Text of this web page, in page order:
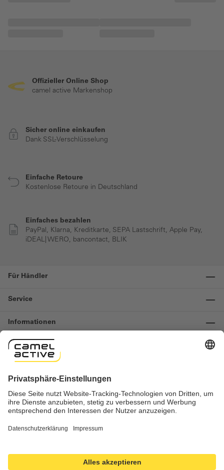
Offizieller Online Shop
camel active Markenshop
Sicher online einkaufen
Dank SSL-Verschlüsselung
Einfache Retoure
Kostenlose Retoure in Deutschland
Einfaches bezahlen
PayPal, Klarna, Kreditkarte, SEPA Lastschrift, Apple Pay,
iDEAL| WERO, bancontact, BLIK
Für Händler
Service
Informationen
Kontakt
Widerruf